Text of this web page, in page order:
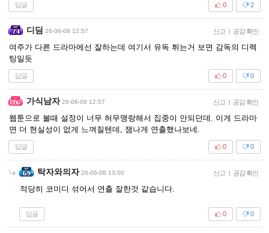
답글 2
0
디딤 26-06-08 12:57 신고 | 공감 확인
여주가 다른 드라마에선 잘하는데 여기서 유독 튀는거 보면 감독의 디렉
팅일듯
답글 0
0
가식남자 26-06-08 12:57 신고 | 공감 확인
웹툰으로 볼때 설정이 너무 허무맹랑해서 집중이 안되던데. 이게 드라마
면 더 현실성이 없게 느껴질텐데, 잼나게 연출했나보네.
답글 0
0
탁자와의자 26-06-08 13:00 신고 | 공감 확인
적당히 코미디 섞어서 연출 잘한것 같습니다.
답글 0
0